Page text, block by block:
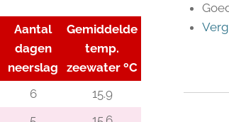
Aantal
dagen
neerslag
Gemiddelde
temp.
zeewater ºC
6
15.9